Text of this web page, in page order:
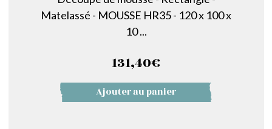
Matelassé - MOUSSE HR35 - 120 x 100 x
10 ...
131,40€
Ajouter au panier